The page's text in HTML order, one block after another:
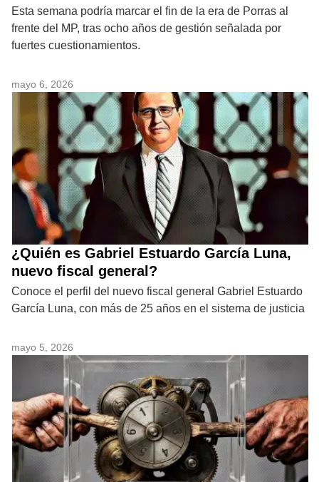
Esta semana podría marcar el fin de la era de Porras al
frente del MP, tras ocho años de gestión señalada por
fuertes cuestionamientos.
mayo 6, 2026
¿Quién es Gabriel Estuardo García Luna,
nuevo fiscal general?
Conoce el perfil del nuevo fiscal general Gabriel Estuardo
García Luna, con más de 25 años en el sistema de justicia
mayo 5, 2026